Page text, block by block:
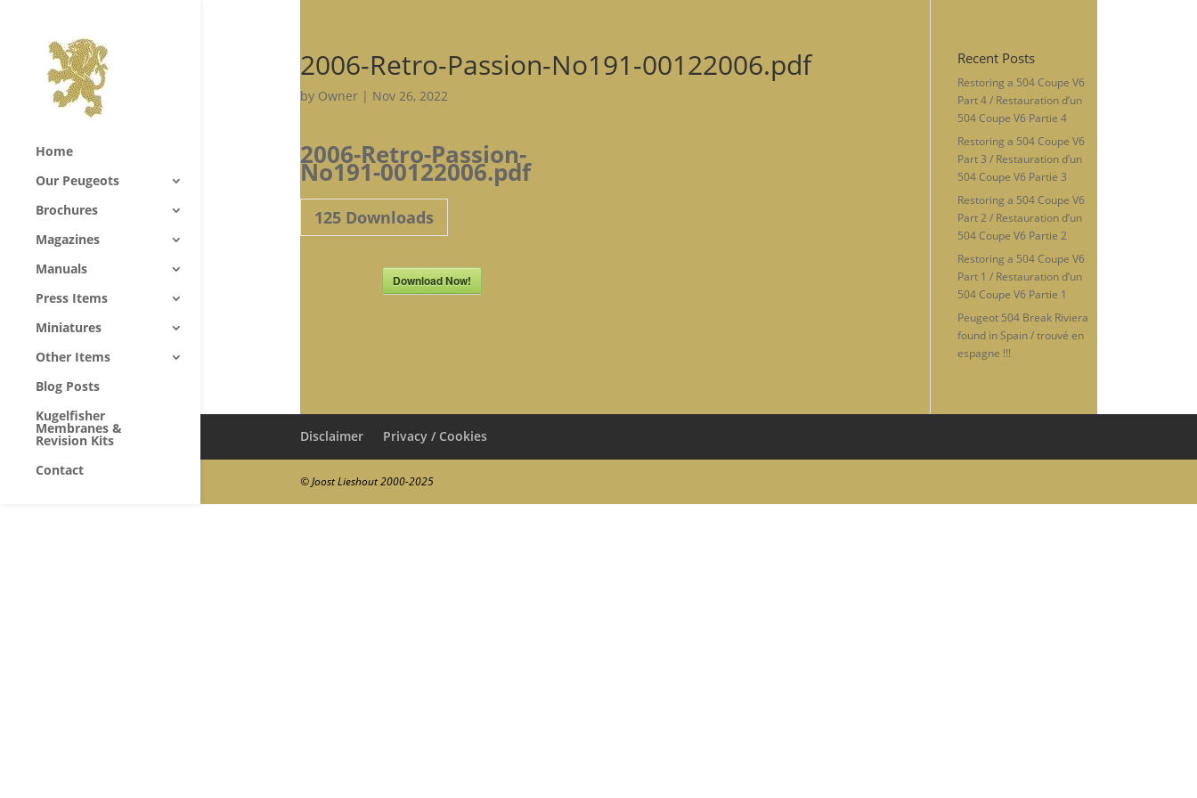
Home
Our Peugeots
Brochures
Magazines
Manuals
Press Items
Miniatures
Other Items
Blog Posts
Kugelfisher
Membranes &
Revision Kits
Contact
2006-Retro-Passion-No191-00122006.pdf
by Owner| Nov 26, 2022
2006-Retro-Passion-
No191-00122006.pdf
125Downloads
Download Now!
Recent Posts
Restoring a 504 Coupe V6
Part 4 / Restauration d’un
504 Coupe V6 Partie 4
Restoring a 504 Coupe V6
Part 3 / Restauration d’un
504 Coupe V6 Partie 3
Restoring a 504 Coupe V6
Part 2 / Restauration d’un
504 Coupe V6 Partie 2
Restoring a 504 Coupe V6
Part 1 / Restauration d’un
504 Coupe V6 Partie 1
Peugeot 504 Break Riviera
found in Spain / trouvé en
espagne !!!
Disclaimer Privacy / Cookies
© Joost Lieshout 2000-2025